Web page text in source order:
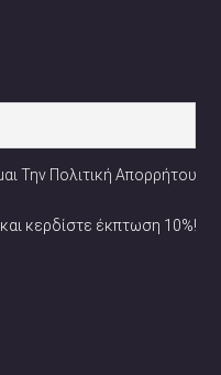
Την Πολιτική Απορρήτου
κερδίστε έκπτωση 10%!